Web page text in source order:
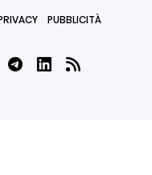
PUBBLICITÀ